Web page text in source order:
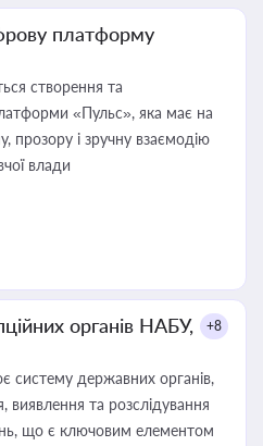
платформу
створення та
«Пульс», яка має на
прозору і зручну взаємодію
влади
органів НАБУ,
+8
систему державних органів,
виявлення та розслідування
що є ключовим елементом